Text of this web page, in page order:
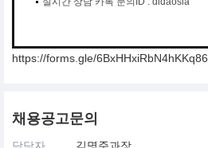
https://forms.gle/6BxHHxiRbN4hKKq86
채용공고문의